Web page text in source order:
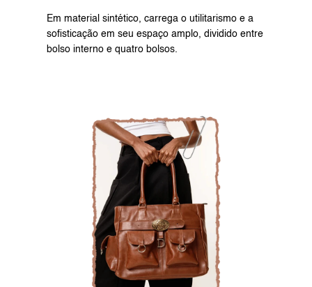
Em material sintético, carrega o utilitarismo e a
sofisticação em seu espaço amplo, dividido entre
bolso interno e quatro bolsos.